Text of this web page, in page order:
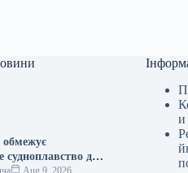
обмежує
судноплавство до
Aug 9, 2026
и